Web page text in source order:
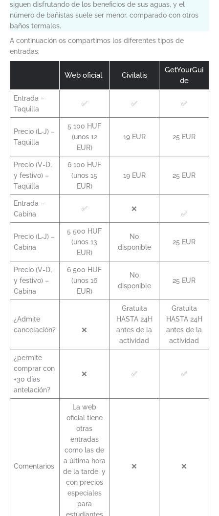
siguen disfrutando de los beneficios de sus aguas, y el
número de bañistas suele ser menor, comparado con otros
baños termales.
A continuación os compartimos los diferentes tipos de
entradas:
Web oficial Civitatis
GetYourGui
de
Entrada –
Taquilla
✅ ✅ ✅
Precio (L-J) –
Taquilla
5 100 HUF
(unos 12
EUR)
19 EUR 25 EUR
Precio (V-D,
y festivo) –
Taquilla
6 100 HUF
(unos 15
EUR)
19 EUR 25 EUR
Entrada –
Cabina
✅ ❌
✅
Precio (L-J) –
Cabina
5 500 HUF
(unos 13
EUR)
No
disponible
25 EUR
Precio (V-D,
y festivo) –
Cabina
6 500 HUF
(unos 16
EUR)
No
disponible
25 EUR
¿Admite
cancelación?
❌
Gratuita
HASTA 24H
antes de la
actividad
Gratuita
HASTA 24H
antes de la
actividad
¿permite
comprar con
+30 días
antelación?
❌ ✅ ✅
Comentarios
La web
oficial tiene
otras
entradas
como las de
a última hora
de la tarde, y
con precios
especiales
para
❌ ❌